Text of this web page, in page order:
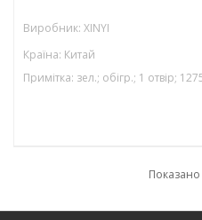
Виробник: XINYI
Країна: Китай
Примітка: зел.; обігр.; 1 отвір;
Показано